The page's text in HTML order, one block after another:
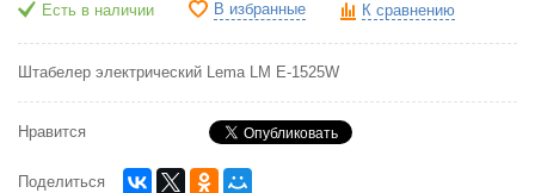
Есть в наличии В избранные К сравнению
Штабелер электрический Lema LM E-1525W
Нравится
Поделиться